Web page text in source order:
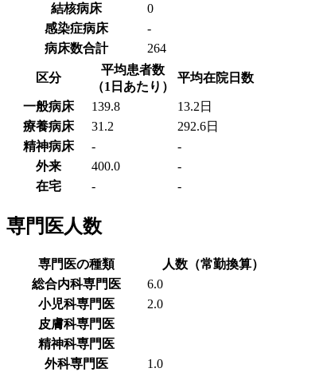
結核病床
0
感染症病床
-
病床数合計
264
区分
平均患者数
（1日あたり）
平均在院日数
一般病床 139.8
13.2日
療養病床
31.2
292.6日
精神病床
-
-
外来
400.0
-
在宅
- -
専門医人数
専門医の種類
人数（常勤換算）
総合内科専門医
6.0
小児科専門医
2.0
皮膚科専門医
精神科専門医
外科専門医
1.0